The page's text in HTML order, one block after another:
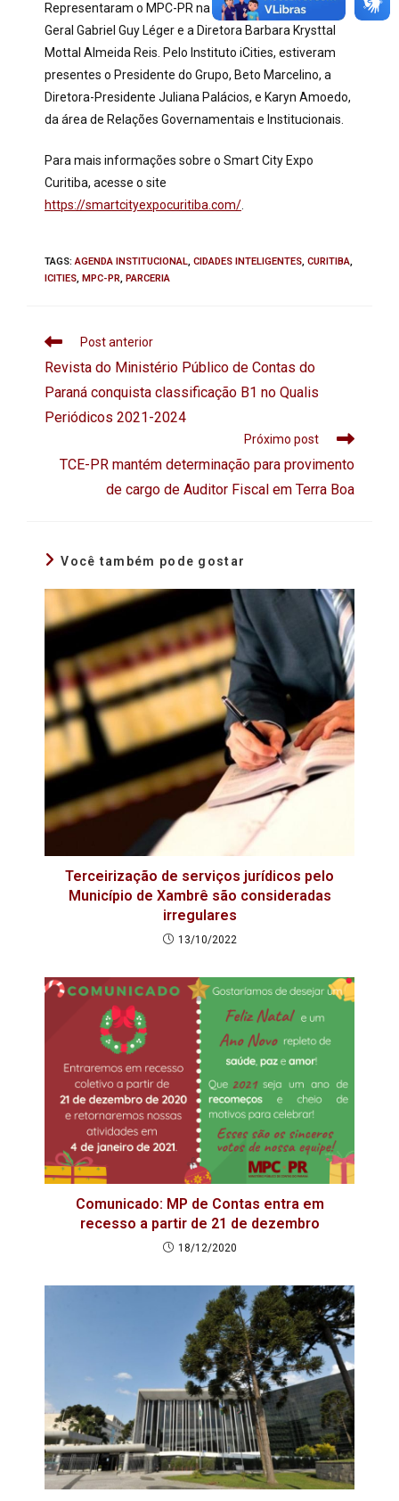
Representaram o MPC-PR na reunião o Procurador-
Geral Gabriel Guy Léger e a Diretora Barbara Krysttal
Mottal Almeida Reis. Pelo Instituto iCities, estiveram
presentes o Presidente do Grupo, Beto Marcelino, a
Diretora-Presidente Juliana Palácios, e Karyn Amoedo,
da área de Relações Governamentais e Institucionais.
Para mais informações sobre o Smart City Expo
Curitiba, acesse o site
https://smartcityexpocuritiba.com/
TAGS:AGENDA INSTITUCIONAL, CIDADES INTELIGENTES, CURITIBA,
ICITIES, MPC-PR, PARCERIA
Post anterior
Revista do Ministério Público de Contas do
Paraná conquista classificação B1 no Qualis
Periódicos 2021-2024
Próximo post
TCE-PR mantém determinação para provimento
de cargo de Auditor Fiscal em Terra Boa
Você também pode gostar
Terceirização de serviços jurídicos pelo
Município de Xambrê são consideradas
irregulares
13/10/2022
Comunicado: MP de Contas entra em
recesso a partir de 21 de dezembro
18/12/2020